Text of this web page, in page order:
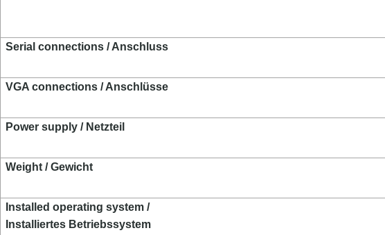
Serial connections / Anschluss
VGA connections / Anschlüsse
Power supply / Netzteil
Weight / Gewicht
Installed operating system /
Installiertes Betriebssystem